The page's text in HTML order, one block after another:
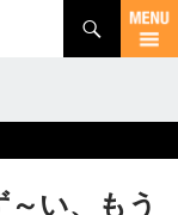
い、もう